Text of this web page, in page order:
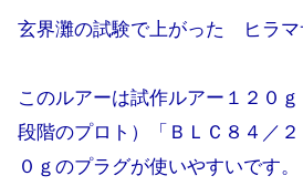
玄界灘の試験で上がった ヒラ
このルアーは試作ルアー１２
段階のプロト）「ＢＬＣ８４／
０ｇのプラグが使いやすいです。